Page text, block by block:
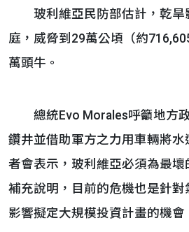
玻利維亞民防部估計，乾旱
庭，威脅到29萬公頃（約
萬頭牛。
總統Evo Morales呼籲地方政
鑽井並借助軍方之力用車輛將
者會表示，玻利維亞必須為最
補充說明，目前的危機也是針
影響擬定大規模投資計畫的機會